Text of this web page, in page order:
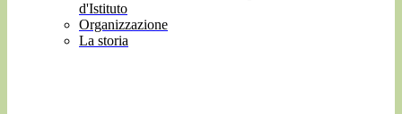
d'Istituto
Organizzazione
La storia